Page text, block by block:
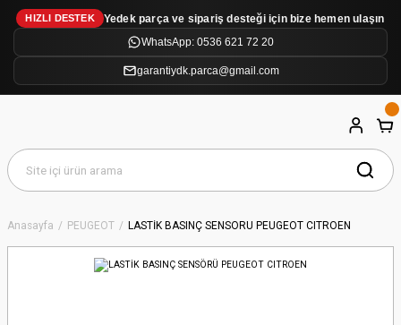
HIZLI DESTEK
Yedek parça ve sipariş desteği için bize hemen ulaşın
WhatsApp: 0536 621 72 20
garantiydk.parca@gmail.com
Anasayfa PEUGEOT LASTİK BASINÇ SENSÖRÜ PEUGEOT CITROEN